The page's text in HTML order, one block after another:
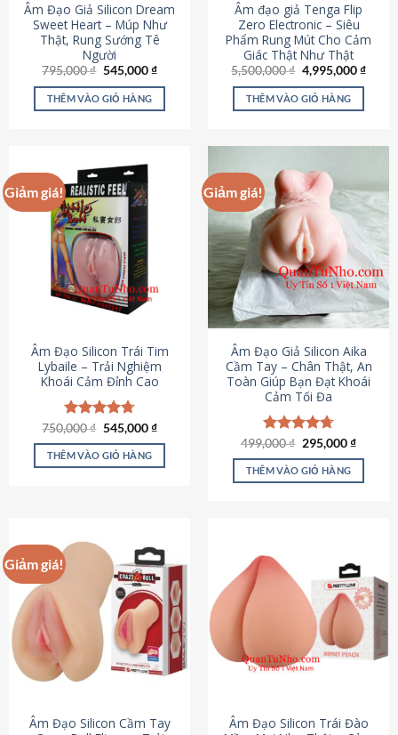
Âm Đạo Giả Silicon Dream
Sweet Heart – Múp Như
Thật, Rung Sướng Tê
Người
795,000₫ Giá
là:
795,000 ₫.
545,000₫Giá
tại
545,000 ₫.
THÊM VÀO GIỎ HÀNG
Âm đạo giả Tenga Flip
Zero Electronic – Siêu
Phẩm Rung Mút Cho Cảm
Giác Thật Như Thật
5,500,000₫ Giá
gốc
là:
5,500,000 ₫.
4,995,000₫Giá
THÊM VÀO GIỎ HÀNG
Giảm giá!
Âm Đạo Silicon Trái Tim
Lybaile – Trải Nghiệm
Khoái Cảm Đỉnh Cao
Được xếp
hạng4.70
5 sao
750,000₫ Giá
là:
750,000 ₫.
545,000₫Giá
tại
545,000 ₫.
THÊM VÀO GIỎ HÀNG
Giảm giá!
Âm Đạo Giả Silicon Aika
Cầm Tay – Chân Thật, An
Toàn Giúp Bạn Đạt Khoái
Cảm Tối Đa
Được xếp
hạng4.75
5 sao
499,000₫ Giá
là:
499,000 ₫.
295,000₫Giá
tại
THÊM VÀO GIỎ HÀNG
Giảm giá!
Âm Đạo Silicon Cầm Tay
Âm Đạo Silicon Trái Đào